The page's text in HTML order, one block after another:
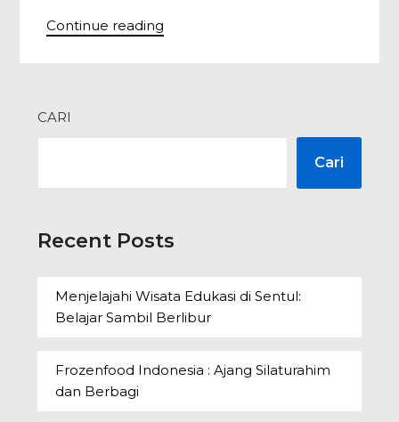
Continue reading
CARI
Cari
Recent Posts
Menjelajahi Wisata Edukasi di Sentul:
Belajar Sambil Berlibur
Frozenfood Indonesia : Ajang Silaturahim
dan Berbagi